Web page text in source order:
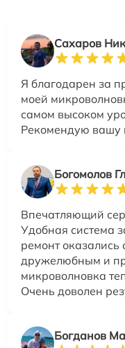
Сахаров
Я благодарен за
моей
самом высоком
Рекомендую вашу
Богомолов
Впечатляющий
Удобная система
ремонт
дружелюбным и
микроволновка
Очень доволен
Богданов